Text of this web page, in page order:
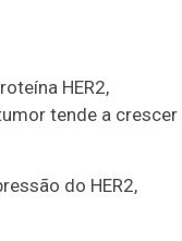
HER2,
tende a crescer
do HER2,